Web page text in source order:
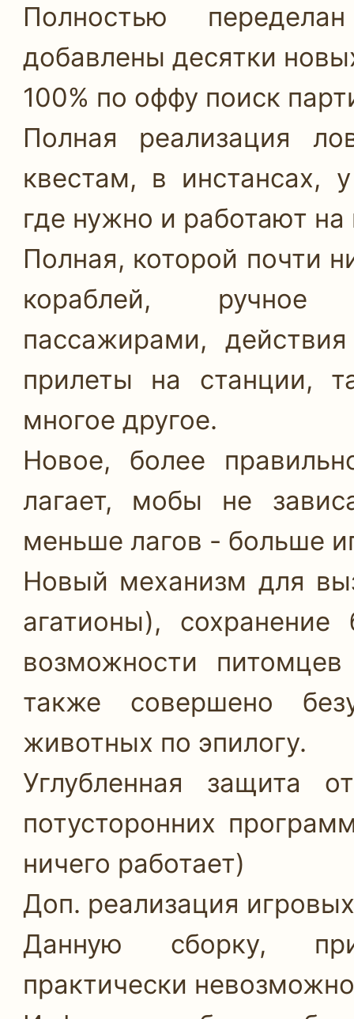
Полностью
добавлены десятки
100% по оффу поиск
Полная реализация
квестам, в инстансах,
где нужно и работают на
Полная, которой почти
кораблей, ручное
пассажирами,
прилеты на станции,
многое другое.
Новое, более
лагает, мобы не
меньше лагов - больше
Новый механизм для
агатионы),
возможности
также совершено
животных по эпилогу.
Углубленная защита
потусторонних
ничего работает)
Доп. реализация
Данную сборку,
практически